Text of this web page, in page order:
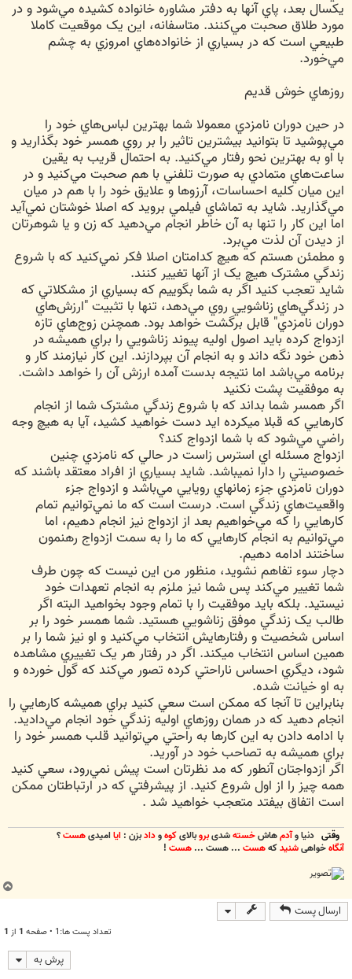
يکسال بعد، پاي آنها به دفتر مشاوره خانواده کشيده مي‌شود و در
مورد طلاق صحبت مي‌کنند. متاسفانه، اين يک موقعيت کاملا
طبيعي است که در بسياري از خانواده‌هاي امروزي به چشم
مي‌خورد.
روزهاي خوش قديم
در حين دوران نامزدي معمولا شما بهترين لباس‌هاي خود را
مي‌پوشيد تا بتوانيد بيشترين تاثير را بر روي همسر خود بگذاريد و
با او به بهترين نحو رفتار مي‌کنيد. به احتمال قريب به يقين
ساعت‌هاي متمادي به صورت تلفني با هم صحبت مي‌کنيد و در
اين ميان کليه احساسات، آرزوها و علايق خود را با هم در ميان
مي‌گذاريد. شايد به تماشاي فيلمي برويد که اصلا خوشتان نمي‌آيد
اما اين کار را تنها به آن خاطر انجام مي‌دهيد که زن و يا شوهرتان
از ديدن آن لذت مي‌برد.
و مطمئن هستم که هيچ کدامتان اصلا فکر نمي‌کنيد که با شروع
زندگي مشترک هيچ يک از آنها تغيير کنند.
شايد تعجب کنيد اگر به شما بگوييم که بسياري از مشکلاتي که
در زندگي‌هاي زناشويي روي مي‌دهد، تنها با تثبيت "ارزش‌هاي
دوران نامزدي" قابل برگشت خواهد بود. همچنن زوج‌هاي تازه
ازدواج کرده بايد اصول اوليه پيوند زناشويي را براي هميشه در
ذهن خود نگه داند و به انجام آن بپردازند. اين کار نيازمند کار و
برنامه مي‌باشد اما نتيجه بدست آمده ارزش آن را خواهد داشت.
به موفقيت پشت نکنيد
اگر همسر شما بداند که با شروع زندگي مشترک شما از انجام
کارهايي که قبلا ميکرده ايد دست خواهيد کشيد، آيا به هيچ وجه
راضي مي‌شود که با شما ازدواج کند؟
ازدواج مسئله اي استرس زاست در حالي که نامزدي چنين
خصوصيتي را دارا نميباشد. شايد بسياري از افراد معتقد باشند که
دوران نامزدي جزء زمانهاي رويايي مي‌باشد و ازدواج جزء
واقعيت‌هاي زندگي است. درست است که ما نمي‌توانيم تمام
کارهايي را که مي‌خواهيم بعد از ازدواج نيز انجام دهيم، اما
مي‌توانيم به انجام کارهايي که ما را به سمت ازدواج رهنمون
ساختند ادامه دهيم.
دچار سوء تفاهم نشويد، منظور من اين نيست که چون طرف
شما تغيير مي‌کند پس شما نيز ملزم به انجام تعهدات خود
نيستيد. بلکه بايد موفقيت را با تمام وجود بخواهيد البته اگر
طالب يک زندگي موفق زناشويي هستيد. شما همسر خود را بر
اساس شخصيت و رفتارهايش انتخاب مي‌کنيد و او نيز شما را بر
همين اساس انتخاب ميکند. اگر در رفتار هر يک تغييري مشاهده
شود، ديگري احساس ناراحتي کرده تصور مي‌کند که گول خورده و
به او خيانت شده.
بنابراين تا آنجا که ممکن است سعي کنيد براي هميشه کارهايي را
انجام دهيد که در همان روزهاي اوليه زندگي خود انجام مي‌داديد.
با ادامه دادن به اين کارها به راحتي مي‌توانيد قلب همسر خود را
براي هميشه به تصاحب خود در آوريد.
اگر ازدواجتان آنطور که مد نظرتان است پيش نمي‌رود، سعي کنيد
همه چيز را از اول شروع کنيد. از پيشرفتي که در ارتباطتان ممکن
است اتفاق بيفتد متعجب خواهيد شد .
وقتی دنیا وآدمهاشخستهشدیبروبالایکوهودادبزن : ایا امیدیهست؟
آنگاهخواهیشنیدکههست ... هست ... هست !
ارسال پست
تعداد پست ها:1 • صفحه 1 از 1
پرش به